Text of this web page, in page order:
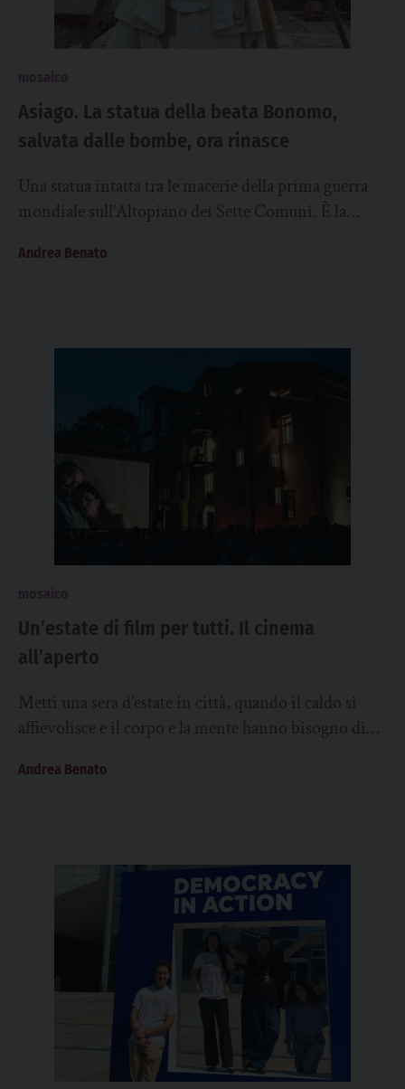
Asiago. La statua della beata Bonomo,
salvata dalle bombe, ora rinasce
Una statua intatta tra le macerie della prima guerra
mondiale sull’Altopiano dei Sette Comuni. È la
Andrea Benato
Un’estate di film per tutti. Il cinema
all’aperto
Metti una sera d’estate in città, quando il caldo si
affievolisce e il corpo e la mente hanno bisogno di
Andrea Benato